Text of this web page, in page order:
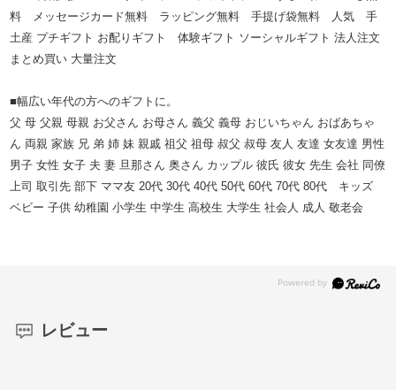
料 メッセージカード無料 ラッピング無料 手提げ袋無料 人気 手
土産 プチギフト お配りギフト 体験ギフト ソーシャルギフト 法人注文
まとめ買い 大量注文
■幅広い年代の方へのギフトに。
父 母 父親 母親 お父さん お母さん 義父 義母 おじいちゃん おばあちゃ
ん 両親 家族 兄 弟 姉 妹 親戚 祖父 祖母 叔父 叔母 友人 友達 女友達 男性
男子 女性 女子 夫 妻 旦那さん 奥さん カップル 彼氏 彼女 先生 会社 同僚
上司 取引先 部下 ママ友 20代 30代 40代 50代 60代 70代 80代 キッズ
ベビー 子供 幼稚園 小学生 中学生 高校生 大学生 社会人 成人 敬老会
レビュー